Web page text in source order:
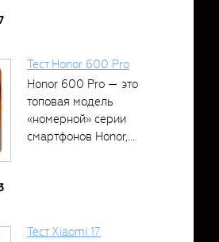
Тест Honor 600 Pro
Honor 600 Pro — это
топовая модель
«номерной» серии
смартфонов Honor,...
Тест Xiaomi 17